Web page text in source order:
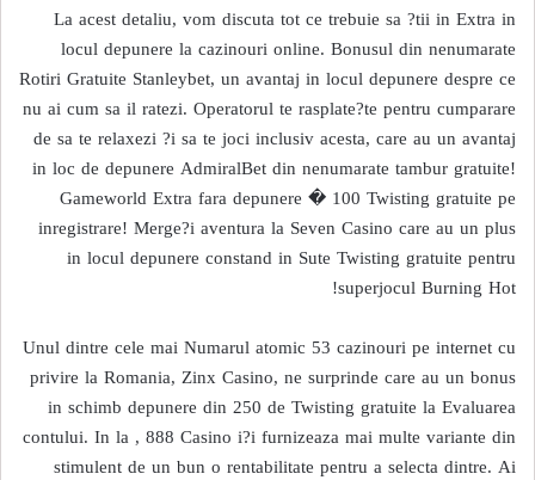
La acest detaliu, vom discuta tot ce trebuie sa ?tii in Extra in
locul depunere la cazinouri online. Bonusul din nenumarate
Rotiri Gratuite Stanleybet, un avantaj in locul depunere despre ce
nu ai cum sa il ratezi. Operatorul te rasplate?te pentru cumparare
de sa te relaxezi ?i sa te joci inclusiv acesta, care au un avantaj
in loc de depunere AdmiralBet din nenumarate tambur gratuite!
Gameworld Extra fara depunere � 100 Twisting gratuite pe
inregistrare! Merge?i aventura la Seven Casino care au un plus
in locul depunere constand in Sute Twisting gratuite pentru
superjocul Burning Hot!
Unul dintre cele mai Numarul atomic 53 cazinouri pe internet cu
privire la Romania, Zinx Casino, ne surprinde care au un bonus
in schimb depunere din 250 de Twisting gratuite la Evaluarea
contului. In la , 888 Casino i?i furnizeaza mai multe variante din
stimulent de un bun o rentabilitate pentru a selecta dintre. Ai